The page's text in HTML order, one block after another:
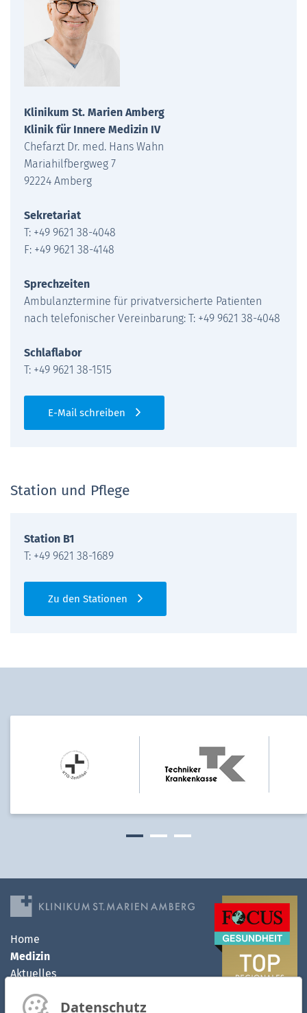
Klinikum St. Marien Amberg
Klinik für Innere Medizin IV
Chefarzt Dr. med. Hans Wahn
Mariahilfbergweg 7
92224 Amberg
Sekretariat
T: +49 9621 38-4048
F: +49 9621 38-4148
Sprechzeiten
Ambulanztermine für privatversicherte Patienten
nach telefonischer Vereinbarung: T: +49 9621 38-4048
Schlaflabor
T: +49 9621 38-1515
E-Mail schreiben
Station und Pflege
Station B1
T: +49 9621 38-1689
Zu den Stationen
Home
Medizin
Aktuelles
Klinikum
MVZ
Datenschutz